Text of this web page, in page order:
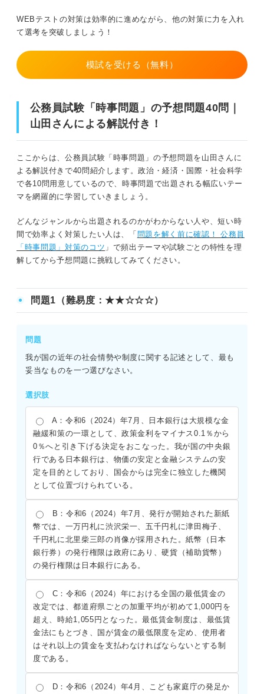
WEBテストの対策は効率的に進めながら、他の対策に力を入れ
て選考を突破しましょう！
模試を受ける（無料）
公務員試験「時事問題」の予想問題40問｜
山田さんによる解説付き！
ここからは、公務員試験「時事問題」の予想問題を山田さんに
よる解説付きで40問紹介します。政治・経済・国際・社会科学
で各10問用意しているので、時事問題で出題される幅広いテー
マを網羅的に学習していきましょう。
どんなジャンルから出題されるのかがわからない人や、短い時
間で効率よく対策したい人は、「 問題を解く前に確認！ 公務員
「時事問題」対策のコツ 」で頻出テーマや試験ごとの特性を理
解してから予想問題に挑戦してみてください。
問題1（難易度：★★☆☆☆）
問題
我が国の近年の社会情勢や制度に関する記述として、最も
妥当なものを一つ選びなさい。
選択肢
A：令和6（2024）年7月、日本銀行は大規模な金
融緩和策の一環として、政策金利をマイナス0.1％から
0％へと引き下げる決定をおこなった。我が国の中央銀
行である日本銀行は、物価の安定と金融システムの安
定を目的としており、国会からは完全に独立した機関
として位置づけられている。
B：令和6（2024）年7月、発行が開始された新紙
幣では、一万円札に渋沢栄一、五千円札に津田梅子、
千円札に北里柴三郎の肖像が採用された。紙幣（日本
銀行券）の発行権限は政府にあり、硬貨（補助貨幣）
の発行権限は日本銀行にある。
C：令和6（2024）年における全国の最低賃金の
改定では、都道府県ごとの加重平均が初めて1,000円を
超え、時給1,055円となった。最低賃金制度は、最低賃
金法にもとづき、国が賃金の最低限度を定め、使用者
はそれ以上の賃金を支払わなければならないとする制
度である。
D：令和6（2024）年4月、こども家庭庁の発足か
問題28（難易度：★★★★☆）
問題29（難易度：★★★★☆）
問題31（難易度：★★★★☆）
問題33（難易度：★★★★★）
問題34（難易度：★★★★★）
問題36（難易度：★★★★★）
問題37（難易度：★★★★★）
問題40（難易度：★★★★★）
公務員試験「時事問題」を対策する際のポイント